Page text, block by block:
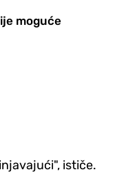
moguće
ističe.